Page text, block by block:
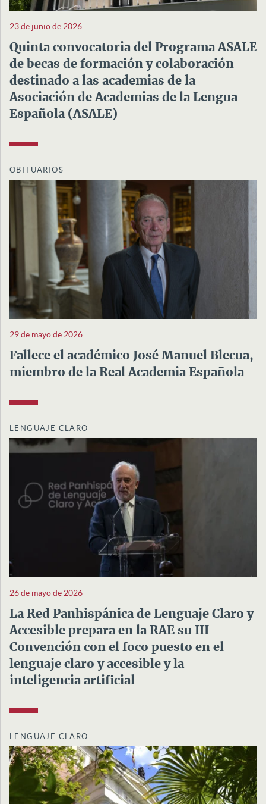
23 de junio de 2026
Quinta convocatoria del Programa ASALE
de becas de formación y colaboración
destinado a las academias de la
Asociación de Academias de la Lengua
Española (ASALE)
OBITUARIOS
29 de mayo de 2026
Fallece el académico José Manuel Blecua,
miembro de la Real Academia Española
LENGUAJE CLARO
26 de mayo de 2026
La Red Panhispánica de Lenguaje Claro y
Accesible prepara en la RAE su III
Convención con el foco puesto en el
lenguaje claro y accesible y la
inteligencia artificial
LENGUAJE CLARO